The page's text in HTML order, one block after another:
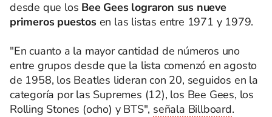
desde que los Bee Gees lograron sus nueve
primeros puestosen las listas entre 1971 y 1979.
"En cuanto a la mayor cantidad de números uno
entre grupos desde que la lista comenzó en agosto
de 1958, los Beatles lideran con 20, seguidos en la
categoría por las Supremes (12), los Bee Gees, los
Rolling Stones (ocho) y BTS", señala Billboard.